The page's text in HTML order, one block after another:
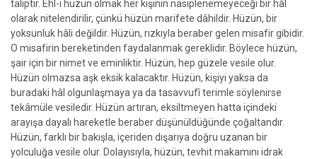
taliptir. Ehl-i hüzün olmak her kişinin nasiplenemeyeceği bir hâl
olarak nitelendirilir, çünkü hüzün marifete dâhildir. Hüzün, bir
yoksunluk hâli değildir. Hüzün, rızkıyla beraber gelen misafir gibidir.
O misafirin bereketinden faydalanmak gereklidir. Böylece hüzün,
şair için bir nimet ve eminliktir. Hüzün, hep güzele vesile olur.
Hüzün olmazsa aşk eksik kalacaktır. Hüzün, kişiyi yaksa da
buradaki hâl olgunlaşmaya ya da tasavvufî terimle söylenirse
tekâmüle vesiledir. Hüzün artıran, eksiltmeyen hatta içindeki
arayışa dayalı hareketle beraber düşünüldüğünde çoğaltandır.
Hüzün, farklı bir bakışla, içeriden dışarıya doğru uzanan bir
yolculuğa vesile olur. Dolayısıyla, hüzün, tevhit makamını idrak